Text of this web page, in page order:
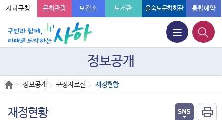
사하구청 문화관광 보건소 도서관 을숙도문화회관 통합예약
정보공개
정보공개 구정자료실 재정현황
재정현황